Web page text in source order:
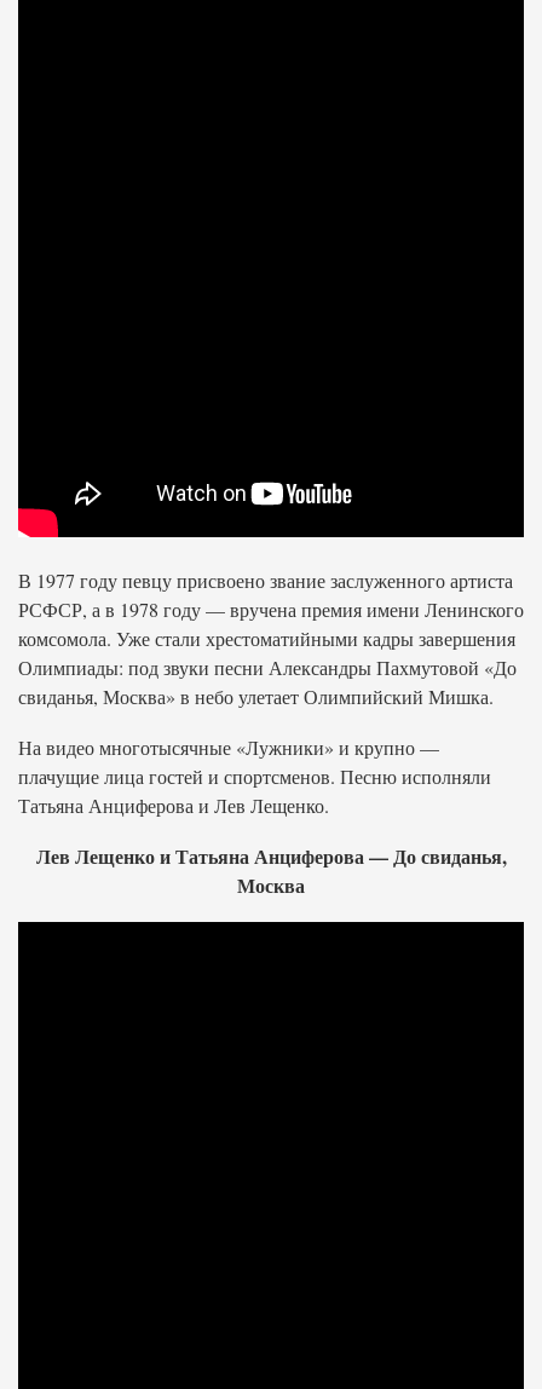
В 1977 году певцу присвоено звание заслуженного артиста
РСФСР, а в 1978 году — вручена премия имени Ленинского
комсомола. Уже стали хрестоматийными кадры завершения
Олимпиады: под звуки песни Александры Пахмутовой «До
свиданья, Москва» в небо улетает Олимпийский Мишка.
На видео многотысячные «Лужники» и крупно —
плачущие лица гостей и спортсменов. Песню исполняли
Татьяна Анциферова и Лев Лещенко.
Лев Лещенко и Татьяна Анциферова — До свиданья,
Москва